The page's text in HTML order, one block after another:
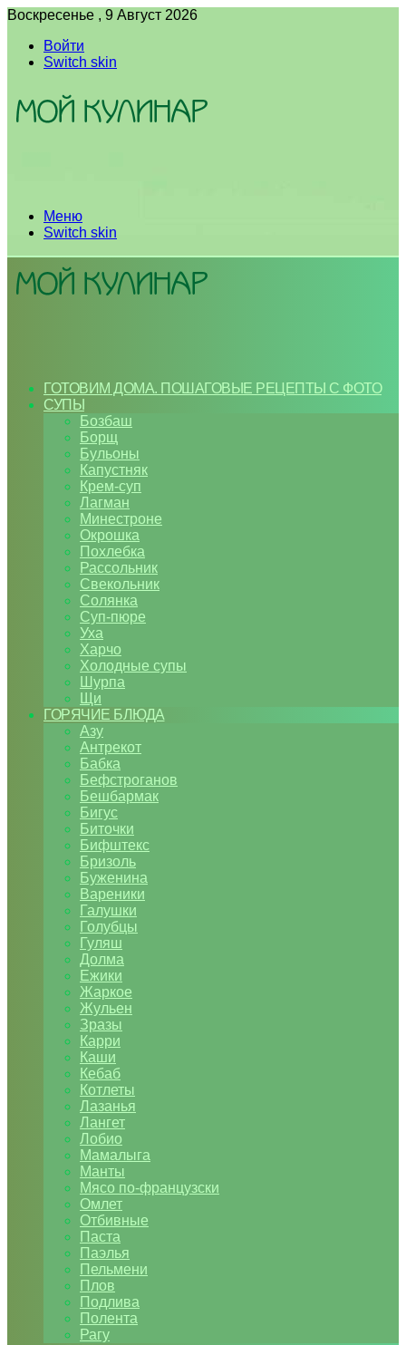
Воскресенье , 9 Август 2026
Войти
Switch skin
Меню
Switch skin
ГОТОВИМ ДОМА. ПОШАГОВЫЕ РЕЦЕПТЫ С ФОТО
СУПЫ
Бозбаш
Борщ
Бульоны
Капустняк
Крем-суп
Лагман
Минестроне
Окрошка
Похлебка
Рассольник
Свекольник
Солянка
Суп-пюре
Уха
Харчо
Холодные супы
Шурпа
Щи
ГОРЯЧИЕ БЛЮДА
Азу
Антрекот
Бабка
Бефстроганов
Бешбармак
Бигус
Биточки
Бифштекс
Бризоль
Буженина
Вареники
Галушки
Голубцы
Гуляш
Долма
Ежики
Жаркое
Жульен
Зразы
Карри
Каши
Кебаб
Котлеты
Лазанья
Лангет
Лобио
Мамалыга
Манты
Мясо по-французски
Омлет
Отбивные
Паста
Паэлья
Пельмени
Плов
Подлива
Полента
Рагу